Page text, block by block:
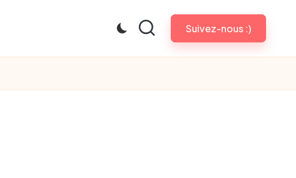
Suivez-nous :)